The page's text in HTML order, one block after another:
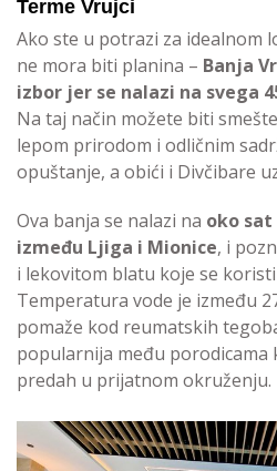
Terme Vrujci
Ako ste u potrazi za idealnom
ne mora biti planina – Banja
izbor jer se nalazi na svega
Na taj način možete biti
lepom prirodom i odličnim
opuštanje, a obići i Divčibare
Ova banja se nalazi na oko sat
između Ljiga i Mionice, i
i lekovitom blatu koje se koristi
Temperatura vode je između
pomaže kod reumatskih
popularnija među porodicama
predah u prijatnom okruženju.